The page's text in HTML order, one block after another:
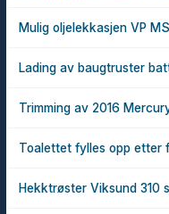
Mulig oljelekkasjen VP
Lading av baugtruster
Trimming av 2016
Toalettet fylles opp etter
Hekktrøster Viksund 310